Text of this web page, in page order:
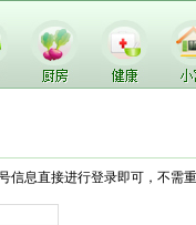
信息直接进行登录即可，不需